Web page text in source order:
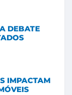
DEBATE
IMPACTAM